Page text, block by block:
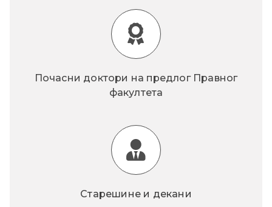
Почасни доктори на предлог Правног
факултета
Старешине и декани